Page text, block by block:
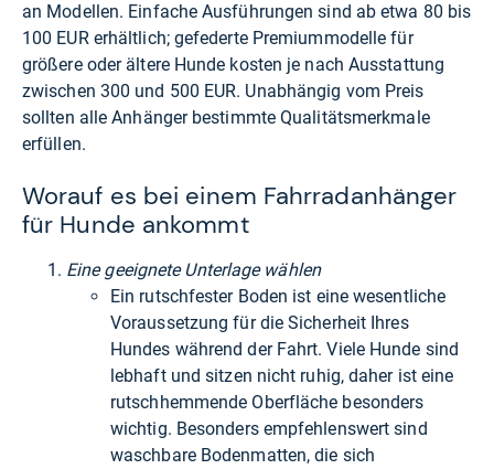
an Modellen. Einfache Ausführungen sind ab etwa 80 bis
100 EUR erhältlich; gefederte Premiummodelle für
größere oder ältere Hunde kosten je nach Ausstattung
zwischen 300 und 500 EUR. Unabhängig vom Preis
sollten alle Anhänger bestimmte Qualitätsmerkmale
erfüllen.
Worauf es bei einem Fahrradanhänger
für Hunde ankommt
Eine geeignete Unterlage wählen
Ein rutschfester Boden ist eine wesentliche
Voraussetzung für die Sicherheit Ihres
Hundes während der Fahrt. Viele Hunde sind
lebhaft und sitzen nicht ruhig, daher ist eine
rutschhemmende Oberfläche besonders
wichtig. Besonders empfehlenswert sind
waschbare Bodenmatten, die sich